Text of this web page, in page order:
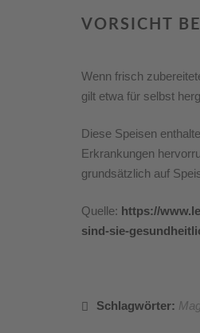
VORSICHT
Wenn frisch
gilt etwa für selbst
Diese Speisen
Erkrankungen
grundsätzlich auf
Quelle: https://
sind-sie-
Schlagwörter: